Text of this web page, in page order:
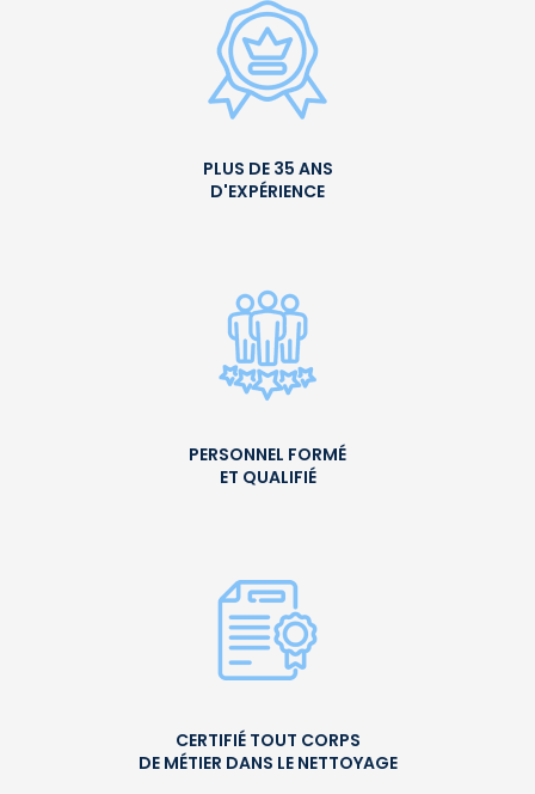
PLUS DE 35 ANS
D'EXPÉRIENCE
PERSONNEL FORMÉ
ET QUALIFIÉ
CERTIFIÉ TOUT CORPS
DE MÉTIER DANS LE NETTOYAGE